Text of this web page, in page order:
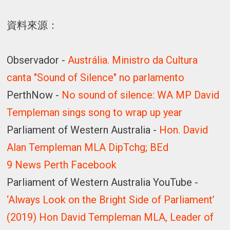
資料來源：
Observador -Austrália. Ministro da Cultura
canta "Sound of Silence" no parlamento
PerthNow - No sound of silence: WA MP David
Templeman sings song to wrap up year
Parliament of Western Australia - Hon. David
Alan Templeman MLA DipTchg; BEd
9 News Perth Facebook
Parliament of Western Australia YouTube -
‘Always Look on the Bright Side of Parliament’
(2019) Hon David Templeman MLA, Leader of